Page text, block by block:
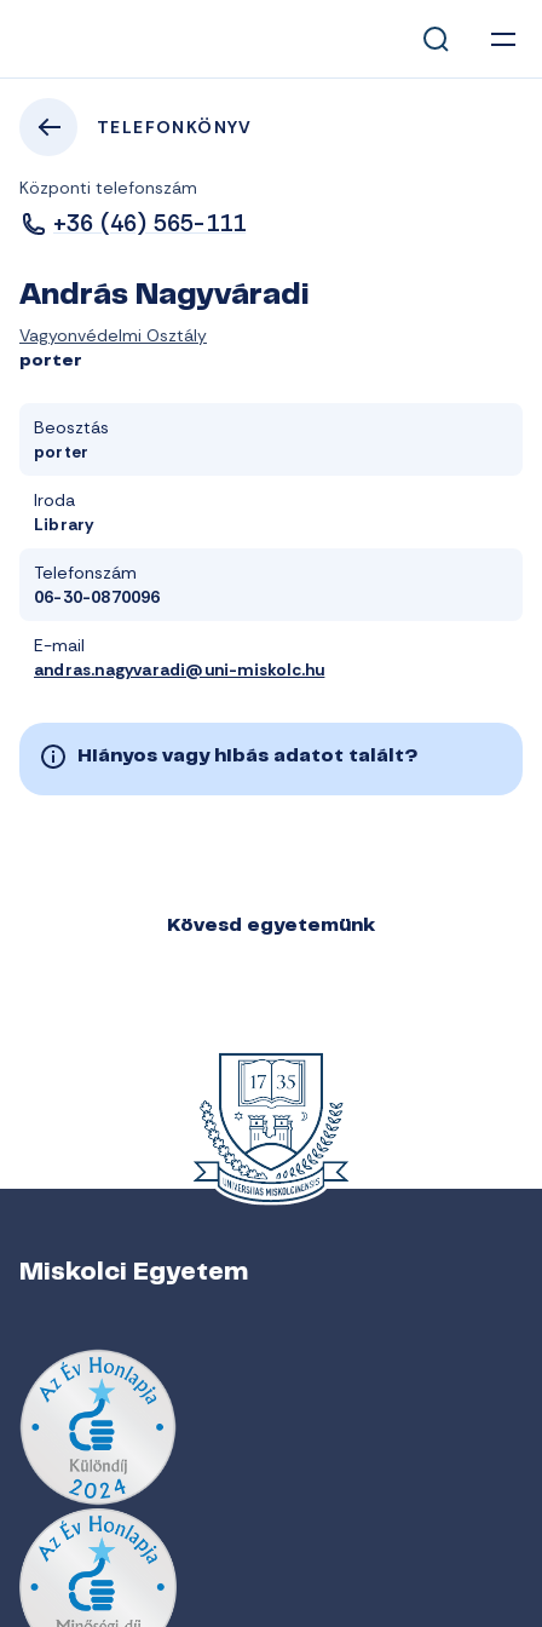
TELEFONKÖNYV
Központi telefonszám
+36 (46) 565-111
András Nagyváradi
Vagyonvédelmi Osztály
porter
Beosztás
porter
Iroda
Library
Telefonszám
06-30-0870096
E-mail
andras.nagyvaradi@uni-miskolc.hu
Hiányos vagy hibás adatot talált?
Kövesd egyetemünk
Miskolci Egyetem